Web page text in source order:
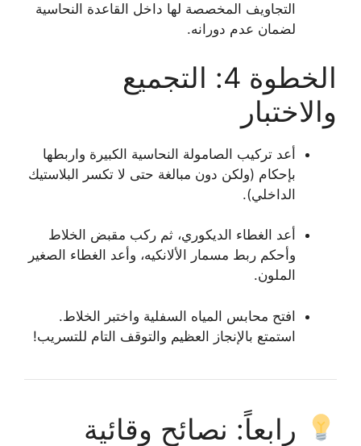
التجاويف المخصصة لها داخل القاعدة النحاسية
لضمان عدم دورانه.
الخطوة 4: التجميع
والاختبار
أعد تركيب الصامولة النحاسية الكبيرة واربطها
بإحكام (ولكن دون مبالغة حتى لا تكسر البلاستيك
الداخلي).
أعد الغطاء الديكوري، ثم ركب مقبض الخلاط
وأحكم ربط مسمار الألانكيه، وأعد الغطاء الصغير
الملون.
افتح محابس المياه السفلية واختبر الخلاط.
استمتع بالإنجاز العظيم والتوقف التام للتسريب!
رابعاً: نصائح وقائية